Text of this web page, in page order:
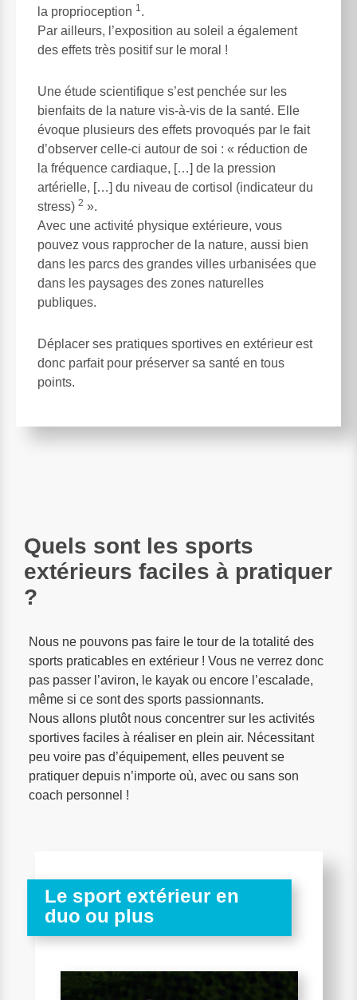
la proprioception 1.
Par ailleurs, l’exposition au soleil a également
des effets très positif sur le moral !
Une étude scientifique s’est penchée sur les
bienfaits de la nature vis-à-vis de la santé. Elle
évoque plusieurs des effets provoqués par le fait
d’observer celle-ci autour de soi : « réduction de
la fréquence cardiaque, […] de la pression
artérielle, […] du niveau de cortisol (indicateur du
stress) 2 ».
Avec une activité physique extérieure, vous
pouvez vous rapprocher de la nature, aussi bien
dans les parcs des grandes villes urbanisées que
dans les paysages des zones naturelles
publiques.
Déplacer ses pratiques sportives en extérieur est
donc parfait pour préserver sa santé en tous
points.
Quels sont les sports
extérieurs faciles à pratiquer
?
Nous ne pouvons pas faire le tour de la totalité des
sports praticables en extérieur ! Vous ne verrez donc
pas passer l’aviron, le kayak ou encore l’escalade,
même si ce sont des sports passionnants.
Nous allons plutôt nous concentrer sur les activités
sportives faciles à réaliser en plein air. Nécessitant
peu voire pas d’équipement, elles peuvent se
pratiquer depuis n’importe où, avec ou sans son
coach personnel !
Le sport extérieur en
duo ou plus